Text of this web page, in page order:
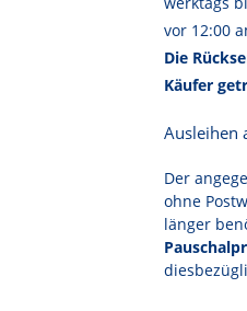
vor 12:00
Die
Käufer
Ausleihen
Der
ohne
länger